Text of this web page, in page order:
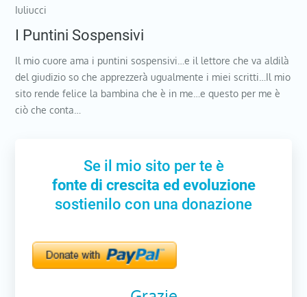
Iuliucci
I Puntini Sospensivi
Il mio cuore ama i puntini sospensivi…e il lettore che va aldilà
del giudizio so che apprezzerà ugualmente i miei scritti…Il mio
sito rende felice la bambina che è in me…e questo per me è
ciò che conta…
Se il mio sito per te è
fonte di crescita ed evoluzione
sostienilo con una donazione